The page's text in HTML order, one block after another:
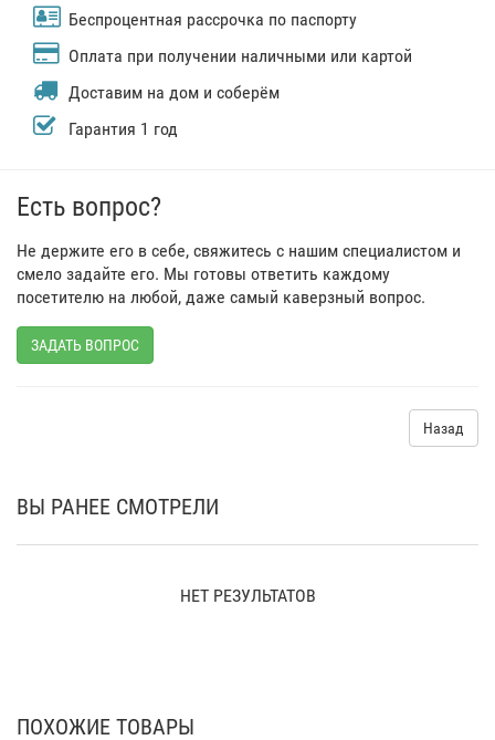
Беспроцентная рассрочка по паспорту
Оплата при получении наличными или картой
Доставим на дом и соберём
Гарантия 1 год
Есть вопрос?
Не держите его в себе, свяжитесь с нашим специалистом и
смело задайте его. Мы готовы ответить каждому
посетителю на любой, даже самый каверзный вопрос.
ЗАДАТЬ ВОПРОС
Назад
ВЫ РАНЕЕ СМОТРЕЛИ
НЕТ РЕЗУЛЬТАТОВ
ПОХОЖИЕ ТОВАРЫ